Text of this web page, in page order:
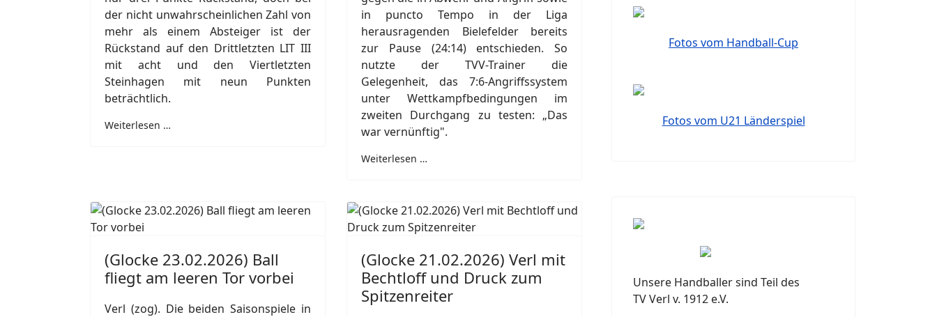
der nicht unwahrscheinlichen Zahl von
mehr als einem Absteiger ist der
Rückstand auf den Drittletzten LIT III
mit acht und den Viertletzten
Steinhagen mit neun Punkten
beträchtlich.
Weiterlesen …
in puncto Tempo in der Liga
herausragenden Bielefelder bereits
zur Pause (24:14) entschieden. So
nutzte der TVV-Trainer die
Gelegenheit, das 7:6-Angriffssystem
unter Wettkampfbedingungen im
zweiten Durchgang zu testen: „Das
war vernünftig".
Weiterlesen …
(Glocke 23.02.2026) Ball
fliegt am leeren Tor vorbei
Verl (zog). Die beiden Saisonspiele in
(Glocke 21.02.2026) Verl mit
Bechtloff und Druck zum
Spitzenreiter
Fotos vom Handball-Cup
Fotos vom U21 Länderspiel
Unsere Handballer sind Teil des
TV Verl v. 1912 e.V.